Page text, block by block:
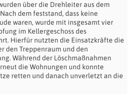
über die Drehleiter aus dem
dem feststand, dass keine
waren, wurde mit insgesamt vier
im Kellergeschoss des
Hierfür nutzten die Einsatzkräfte die
den Treppenraum und den
Während der Löschmaßnahmen
die Wohnungen und konnte
retten und danach unverletzt an die